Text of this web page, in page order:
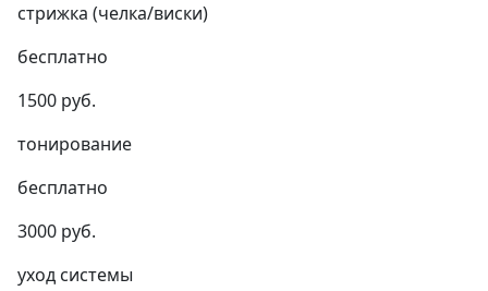
стрижка (челка/виски)
бесплатно
1500 руб.
тонирование
бесплатно
3000 руб.
уход системы